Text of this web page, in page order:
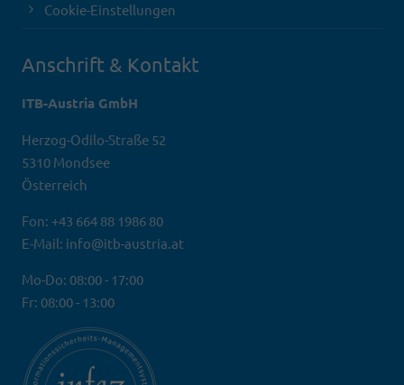
Cookie-Einstellungen
Anschrift & Kontakt
ITB-Austria GmbH
Herzog-Odilo-Straße 52
5310 Mondsee
Österreich
Fon: +43 664 88 1986 80
E-Mail: info@itb-austria.at
Mo-Do: 08:00 - 17:00
Fr: 08:00 - 13:00